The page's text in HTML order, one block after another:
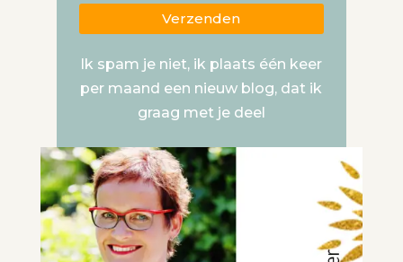
Verzenden
Ik spam je niet, ik plaats één keer
per maand een nieuw blog, dat ik
graag met je deel